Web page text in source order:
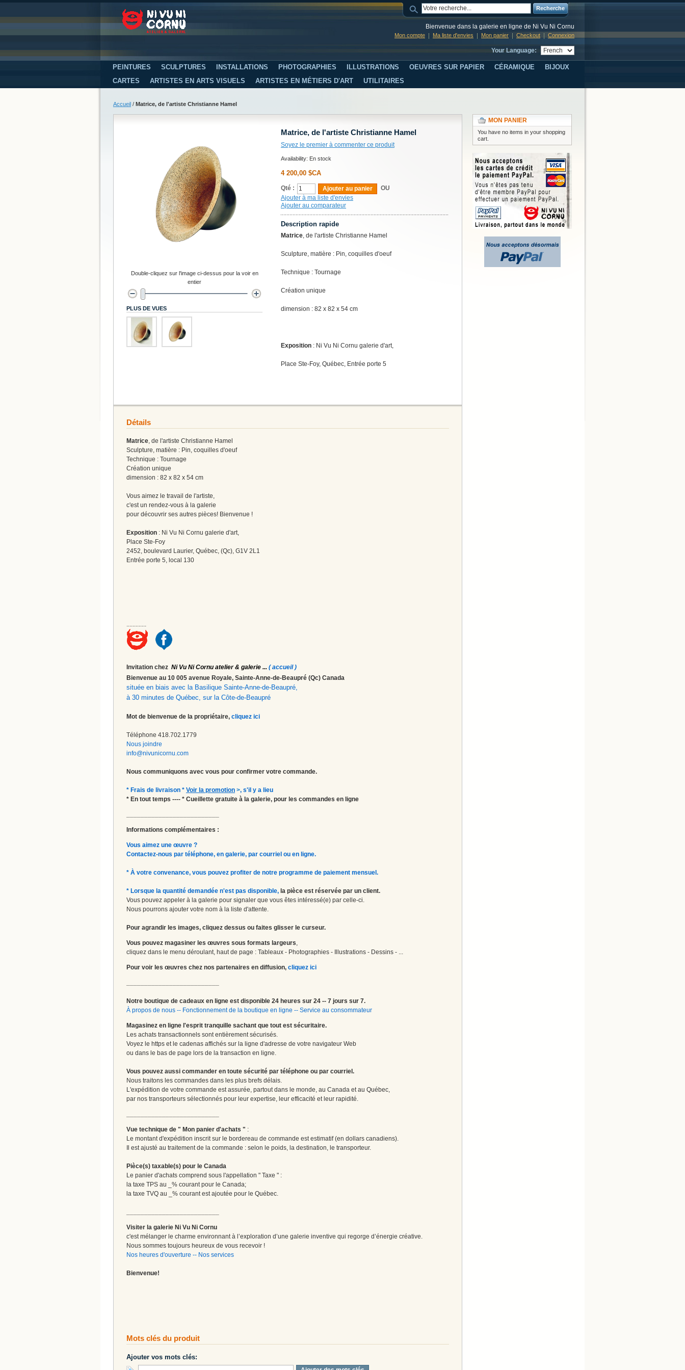
Recherche
Bienvenue dans la galerie en ligne de Ni Vu Ni Cornu
Mon compte Ma liste d'envies Mon panier Checkout Connexion
Your Language:
PEINTURES SCULPTURES INSTALLATIONS PHOTOGRAPHIES ILLUSTRATIONS OEUVRES SUR PAPIER CÉRAMIQUE
BIJOUX
CARTES
ARTISTES EN ARTS VISUELS ARTISTES EN MÉTIERS D'ART UTILITAIRES
Accueil / Matrice, de l'artiste Christianne Hamel
Matrice, de l'artiste Christianne Hamel
Soyez le premier à commenter ce produit
Availability: En stock
4 200,00 $CA
Qté : Ajouter au panier
OU
Ajouter à ma liste d'envies
Ajouter au comparateur
Description rapide
Matrice, de l'artiste Christianne Hamel
Sculpture, matière : Pin, coquilles d'oeuf
Technique : Tournage
Création unique
dimension : 82 x 82 x 54 cm
Exposition : Ni Vu Ni Cornu galerie d'art,
Place Ste-Foy, Québec, Entrée porte 5
Double-cliquez sur l'image ci-dessus pour la voir en
entier
PLUS DE VUES
Détails
Matrice, de l'artiste Christianne Hamel
Sculpture, matière : Pin, coquilles d'oeuf
Technique : Tournage
Création unique
dimension : 82 x 82 x 54 cm
Vous aimez le travail de l'artiste,
c'est un rendez-vous à la galerie
pour découvrir ses autres pièces! Bienvenue !
Exposition : Ni Vu Ni Cornu galerie d'art,
Place Ste-Foy
2452, boulevard Laurier, Québec, (Qc), G1V 2L1
Entrée porte 5, local 130
.............
Invitation chez Ni Vu Ni Cornu atelier & galerie ... ( accueil )
Bienvenue au 10 005 avenue Royale, Sainte-Anne-de-Beaupré (Qc) Canada
située en biais avec la Basilique Sainte-Anne-de-Beaupré,
à 30 minutes de Québec, sur la Côte-de-Beaupré
Mot de bienvenue de la propriétaire, cliquez ici
Téléphone 418.702.1779
Nous joindre
info@nivunicornu.com
Nous communiquons avec vous pour confirmer votre commande.
* Frais de livraison * Voir la promotion >, s'il y a lieu
* En tout temps ---- * Cueillette gratuite à la galerie, pour les commandes en ligne
Informations complémentaires :
Vous aimez une œuvre ?
Contactez-nous par téléphone, en galerie, par courriel ou en ligne.
* À votre convenance, vous pouvez profiter de notre programme de paiement mensuel.
* Lorsque la quantité demandée n'est pas disponible, la pièce est réservée par un client.
Vous pouvez appeler à la galerie pour signaler que vous êtes intéressé(e) par celle-ci.
Nous pourrons ajouter votre nom à la liste d'attente.
Pour agrandir les images, cliquez dessus ou faites glisser le curseur.
Vous pouvez magasiner les œuvres sous formats largeurs,
cliquez dans le menu déroulant, haut de page : Tableaux - Photographies - Illustrations - Dessins - ...
Pour voir les œuvres chez nos partenaires en diffusion, cliquez ici
Notre boutique de cadeaux en ligne est disponible 24 heures sur 24 -- 7 jours sur 7.
À propos de nous -- Fonctionnement de la boutique en ligne -- Service au consommateur
Magasinez en ligne l'esprit tranquille sachant que tout est sécuritaire.
Les achats transactionnels sont entièrement sécurisés.
Voyez le https et le cadenas affichés sur la ligne d'adresse de votre navigateur Web
ou dans le bas de page lors de la transaction en ligne.
Vous pouvez aussi commander en toute sécurité par téléphone ou par courriel.
Nous traitons les commandes dans les plus brefs délais.
L'expédition de votre commande est assurée, partout dans le monde, au Canada et au Québec,
par nos transporteurs sélectionnés pour leur expertise, leur efficacité et leur rapidité.
Vue technique de " Mon panier d'achats " :
Le montant d'expédition inscrit sur le bordereau de commande est estimatif (en dollars canadiens).
Il est ajusté au traitement de la commande : selon le poids, la destination, le transporteur.
Pièce(s) taxable(s) pour le Canada
Le panier d'achats comprend sous l'appellation " Taxe " :
la taxe TPS au _% courant pour le Canada;
la taxe TVQ au _% courant est ajoutée pour le Québec.
Visiter la galerie Ni Vu Ni Cornu
c'est mélanger le charme environnant à l’exploration d’une galerie inventive qui regorge d’énergie créative.
Nous sommes toujours heureux de vous recevoir !
Nos heures d'ouverture -- Nos services
Bienvenue!
Mots clés du produit
Ajouter vos mots clés:
MON PANIER
You have no items in your shopping
cart.